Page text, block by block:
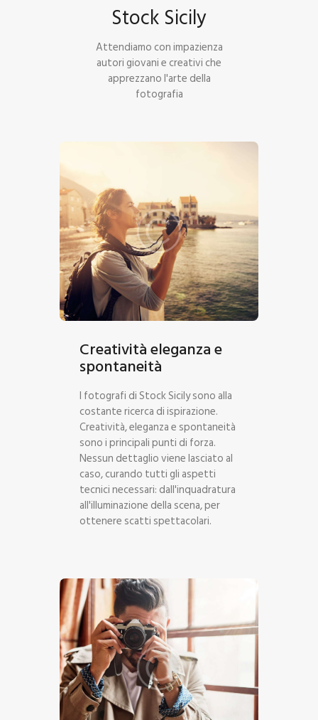
Stock Sicily
Attendiamo con impazienza
autori giovani e creativi che
apprezzano l'arte della
fotografia
Creatività eleganza e
spontaneità
I fotografi di Stock Sicily sono alla
costante ricerca di ispirazione.
Creatività, eleganza e spontaneità
sono i principali punti di forza.
Nessun dettaglio viene lasciato al
caso, curando tutti gli aspetti
tecnici necessari: dall'inquadratura
all'illuminazione della scena, per
ottenere scatti spettacolari.